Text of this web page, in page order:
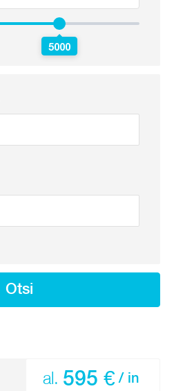
5000
Otsi
al. 595 € / in